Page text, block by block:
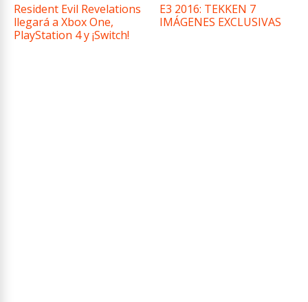
Resident Evil Revelations
llegará a Xbox One,
PlayStation 4 y ¡Switch!
E3 2016: TEKKEN 7
IMÁGENES EXCLUSIVAS